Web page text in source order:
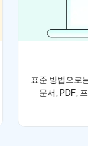
표준 방법으로
문서, PDF,